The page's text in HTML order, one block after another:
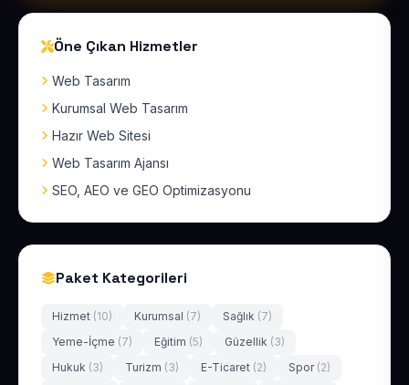
Öne Çıkan Hizmetler
Web Tasarım
Kurumsal Web Tasarım
Hazır Web Sitesi
Web Tasarım Ajansı
SEO, AEO ve GEO Optimizasyonu
Paket Kategorileri
Hizmet (10) Kurumsal (7) Sağlık (7)
Yeme-İçme (7) Eğitim (5) Güzellik (3)
Hukuk (3) Turizm (3) E-Ticaret (2) Spor (2)